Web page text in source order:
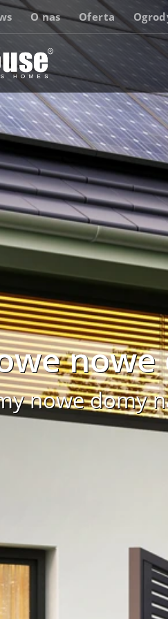
O nas Oferta
nowe domy